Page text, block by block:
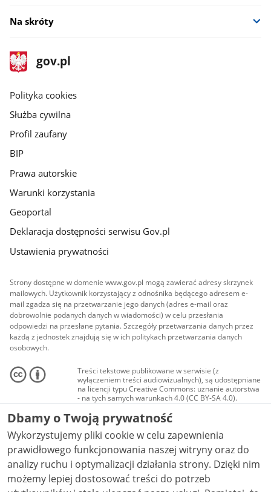
Na skróty
stopka
gov.pl
Strona
gov.pl
gov.pl
Polityka cookies
Służba cywilna
Profil zaufany
BIP
Prawa autorskie
Warunki korzystania
Geoportal
Deklaracja dostępności serwisu Gov.pl
Ustawienia prywatności
Strony dostępne w domenie www.gov.pl mogą zawierać adresy skrzynek
mailowych. Użytkownik korzystający z odnośnika będącego adresem e-
mail zgadza się na przetwarzanie jego danych (adres e-mail oraz
dobrowolnie podanych danych w wiadomości) w celu przesłania
odpowiedzi na przesłane pytania. Szczegóły przetwarzania danych przez
każdą z jednostek znajdują się w ich politykach przetwarzania danych
osobowych.
Treści tekstowe publikowane w serwisie (z
wyłączeniem treści audiowizualnych), są udostępniane
na licencji typu Creative Commons: uznanie autorstwa
- na tych samych warunkach 4.0 (CC BY-SA 4.0).
Materiały audiowizualne, w tym zdjęcia, materiały
audio i wideo, są udostępniane na licencji typu
Creative Commons: uznanie autorstwa użycie
niekomercyjne - bez utworów zależnych 4.0 (CC BY-
NC-ND 4.0), o ile nie jest to stwierdzone inaczej.
Dbamy o Twoją prywatność
Wykorzystujemy pliki cookie w celu zapewnienia
prawidłowego funkcjonowania naszej witryny oraz do
analizy ruchu i optymalizacji działania strony. Dzięki nim
możemy lepiej dostosować treści do potrzeb